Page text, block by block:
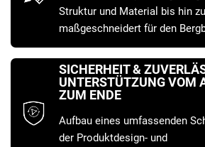
Struktur und Material bis hin
maßgeschneidert für den
Infrastruktur, Häfen und
Anwendungsbereiche, um
Übereinstimmung mit Ihren
zu gewährleisten.
SICHERHEIT &
UNTERSTÜTZUNG VOM
ZUM ENDE
Aufbau eines umfassenden
der Produktdesign- und